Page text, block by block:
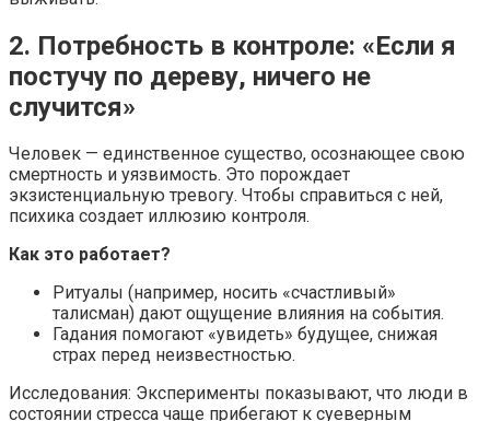
2. Потребность в контроле: «Если я
постучу по дереву, ничего не
случится»
Человек — единственное существо, осознающее свою
смертность и уязвимость. Это порождает
экзистенциальную тревогу. Чтобы справиться с ней,
психика создает иллюзию контроля.
Как это работает?
Ритуалы (например, носить «счастливый»
талисман) дают ощущение влияния на события.
Гадания помогают «увидеть» будущее, снижая
страх перед неизвестностью.
Исследования: Эксперименты показывают, что люди в
состоянии стресса чаще прибегают к суеверным